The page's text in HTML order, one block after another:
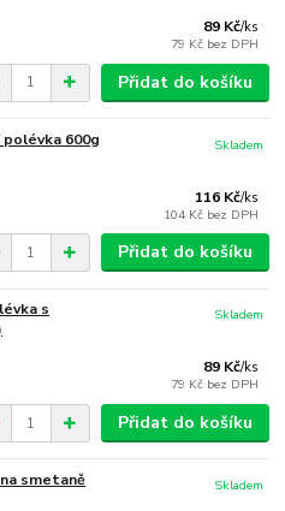
89 Kč/ks
79 Kč bez DPH
Přidat do košíku
600g
116 Kč/ks
104 Kč bez DPH
Skladem
Přidat do košíku
s
89 Kč/ks
79 Kč bez DPH
Skladem
Přidat do košíku
smetaně
Skladem